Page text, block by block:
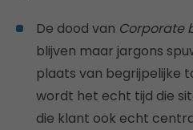
De dood van Corporate
blijven maar jargons
plaats van begrijpelijke
wordt het echt tijd die
die klant ook echt